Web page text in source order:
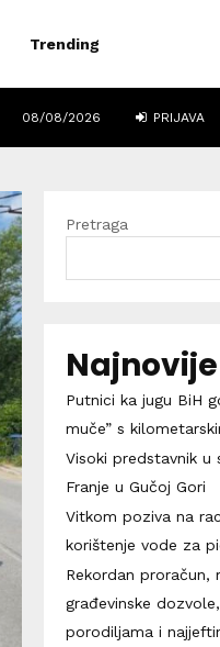
Trending
08/08/2026 PRIJAVA
Pretraga
Putnici ka jugu BiH
muče” s
Visoki predstavnik u
Franje u Gučoj Gori
Vitkom poziva na
korištenje vode za
Rekordan proračun,
građevinske
porodiljama i